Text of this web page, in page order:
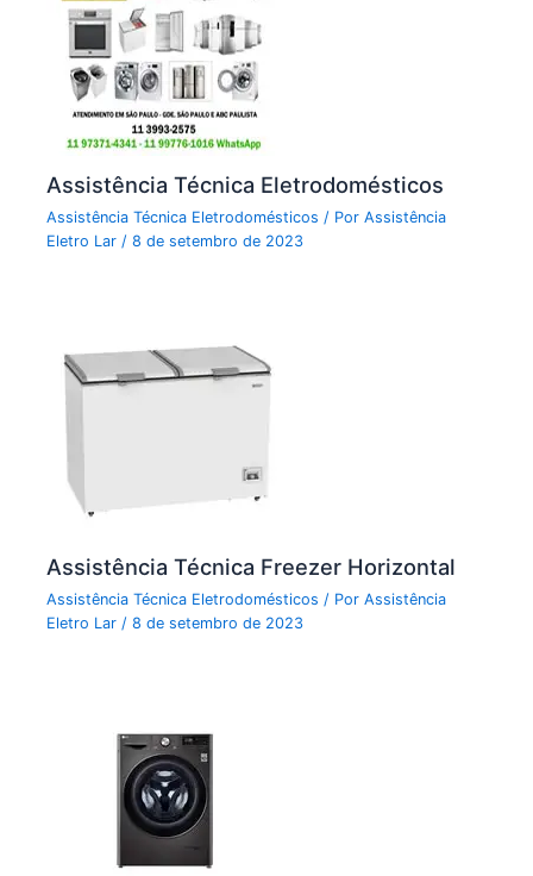
Assistência Técnica Eletrodomésticos
Assistência Técnica Eletrodomésticos / PorAssistência
Eletro Lar /8 de setembro de 2023
Assistência Técnica Freezer Horizontal
Assistência Técnica Eletrodomésticos / PorAssistência
Eletro Lar/8 de setembro de 2023